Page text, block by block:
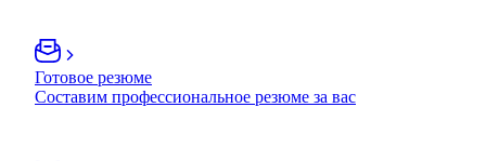
Готовое резюме
Составим профессиональное резюме за вас